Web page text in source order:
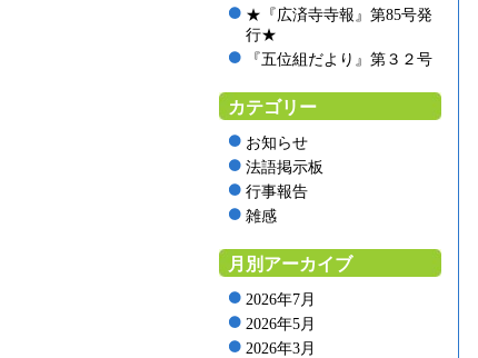
★『広済寺寺報』第85号発
行★
『五位組だより』第３２号
カテゴリー
お知らせ
法語掲示板
行事報告
雑感
月別アーカイブ
2026年7月
2026年5月
2026年3月